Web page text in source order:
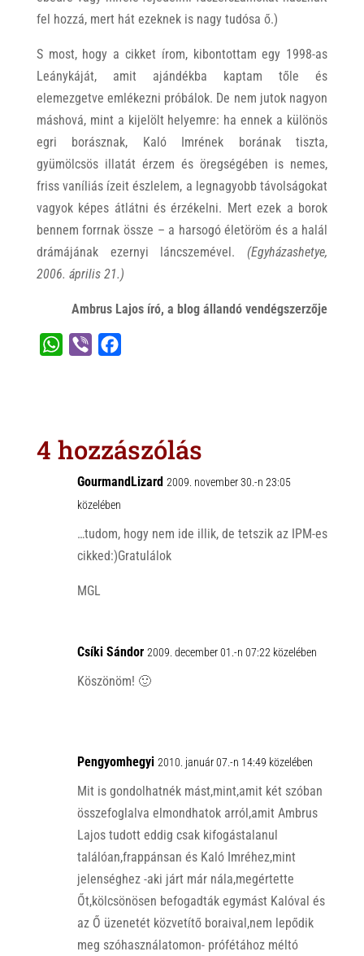
fel hozzá, mert hát ezeknek is nagy tudósa ő.)
S most, hogy a cikket írom, kibontottam egy 1998-as
Leánykáját, amit ajándékba kaptam tőle és
elemezgetve emlékezni próbálok. De nem jutok nagyon
máshová, mint a kijelölt helyemre: ha ennek a különös
egri borásznak, Kaló Imrének borának tiszta,
gyümölcsös illatát érzem és öregségében is nemes,
friss vaníliás ízeit észlelem, a legnagyobb távolságokat
vagyok képes átlátni és érzékelni. Mert ezek a borok
bennem forrnak össze – a harsogó életöröm és a halál
drámájának ezernyi láncszemével. (Egyházashetye,
2006. április 21.)
Ambrus Lajos író, a blog állandó vendégszerzője
A
o
o
4 hozzászólás
GourmandLizard 2009. november 30.-n 23:05
közelében
…tudom, hogy nem ide illik, de tetszik az IPM-es
cikked:)Gratulálok
MGL
Csíki Sándor 2009. december 01.-n 07:22 közelében
Köszönöm! 🙂
Pengyomhegyi 2010. január 07.-n 14:49 közelében
Mit is gondolhatnék mást,mint,amit két szóban
összefoglalva elmondhatok arról,amit Ambrus
Lajos tudott eddig csak kifogástalanul
találóan,frappánsan és Kaló Imréhez,mint
jelenséghez -aki járt már nála,megértette
Őt,kölcsönösen befogadták egymást Kalóval és
az Ő üzenetét közvetítő boraival,nem lepődik
meg szóhasználatomon- prófétához méltó